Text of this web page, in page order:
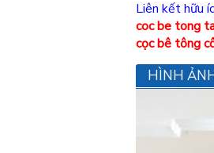
Liên kết hữu
coc be tong
cọc bê tông
HÌNH